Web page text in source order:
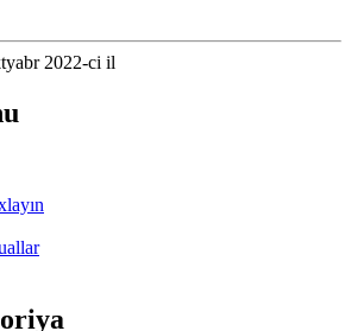
2022-ci il